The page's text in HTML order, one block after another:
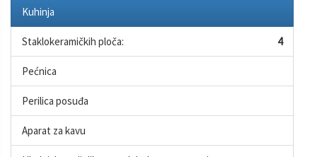
Kuhinja
Staklokeramičkih ploča: 4
Pećnica
Perilica posuđa
Aparat za kavu